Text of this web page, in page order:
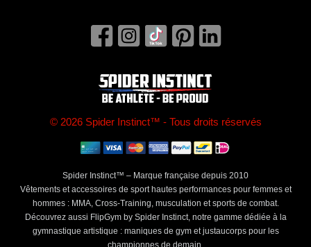
© 2026 Spider Instinct™ - Tous droits réservés
Spider Instinct™ – Marque française depuis 2010
Vêtements et accessoires de sport hautes performances pour femmes et
hommes : MMA, Cross-Training, musculation et sports de combat.
Découvrez aussi FlipGym by Spider Instinct, notre gamme dédiée à la
gymnastique artistique : maniques de gym et justaucorps pour les
championnes de demain.